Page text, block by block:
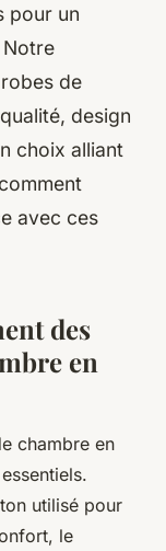
pour un
de
design
choix alliant
avec ces
des
en
chambre en
utilisé pour
le